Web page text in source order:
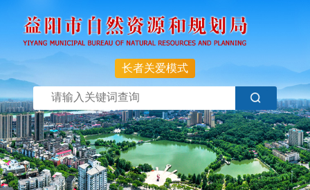
长者关爱模式